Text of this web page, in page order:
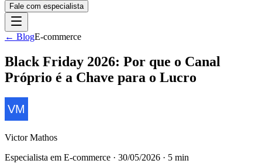
Fale com especialista
← BlogE-commerce
Black Friday 2026: Por que o Canal
Próprio é a Chave para o Lucro
Victor Mathos
Especialista em E-commerce · 30/05/2026 · 5 min